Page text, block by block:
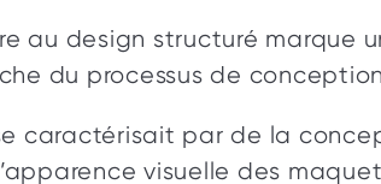
au design structuré marque
du processus de
caractérisait par de la
visuelle des